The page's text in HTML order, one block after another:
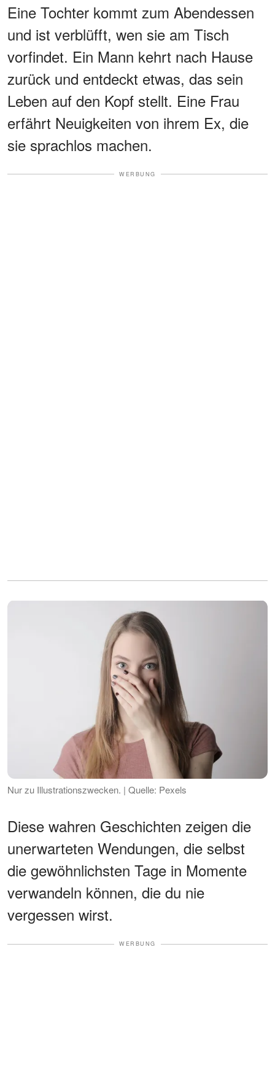
Eine Tochter kommt zum Abendessen
und ist verblüfft, wen sie am Tisch
vorfindet. Ein Mann kehrt nach Hause
zurück und entdeckt etwas, das sein
Leben auf den Kopf stellt. Eine Frau
erfährt Neuigkeiten von ihrem Ex, die
sie sprachlos machen.
WERBUNG
Nur zu Illustrationszwecken. | Quelle: Pexels
Diese wahren Geschichten zeigen die
unerwarteten Wendungen, die selbst
die gewöhnlichsten Tage in Momente
verwandeln können, die du nie
vergessen wirst.
WERBUNG